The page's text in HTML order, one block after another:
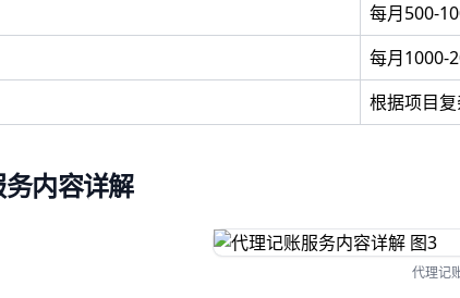
每月500-
每月1000-
根据项目
内容详解
代理记